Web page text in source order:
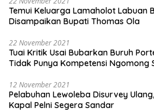
Temui Keluarga Lamaholot Labuan
Disampaikan Bupati Thomas Ola
22 November 2021
Tuai Kritik Usai Bubarkan Buruh
Tidak Punya Kompetensi Ngomong
12 November 2021
Pelabuhan Lewoleba Disurvey
Kapal Pelni Segera Sandar